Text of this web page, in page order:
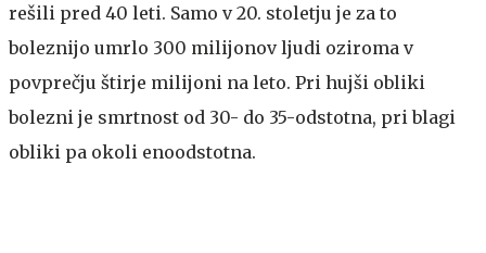
rešili pred 40 leti. Samo v 20. stoletju je za to
boleznijo umrlo 300 milijonov ljudi oziroma v
povprečju štirje milijoni na leto. Pri hujši obliki
bolezni je smrtnost od 30- do 35-odstotna, pri blagi
obliki pa okoli enoodstotna.